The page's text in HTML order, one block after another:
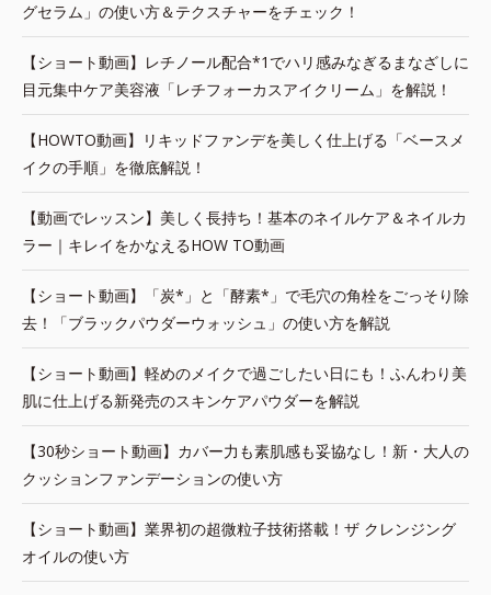
グセラム」の使い方＆テクスチャーをチェック！
【ショート動画】レチノール配合*1でハリ感みなぎるまなざしに
目元集中ケア美容液「レチフォーカスアイクリーム」を解説！
【HOWTO動画】リキッドファンデを美しく仕上げる「ベースメ
イクの手順」を徹底解説！
【動画でレッスン】美しく長持ち！基本のネイルケア＆ネイルカ
ラー｜キレイをかなえるHOW TO動画
【ショート動画】「炭*」と「酵素*」で毛穴の角栓をごっそり除
去！「ブラックパウダーウォッシュ」の使い方を解説
【ショート動画】軽めのメイクで過ごしたい日にも！ふんわり美
肌に仕上げる新発売のスキンケアパウダーを解説
【30秒ショート動画】カバー力も素肌感も妥協なし！新・大人の
クッションファンデーションの使い方
【ショート動画】業界初の超微粒子技術搭載！ザ クレンジング
オイルの使い方